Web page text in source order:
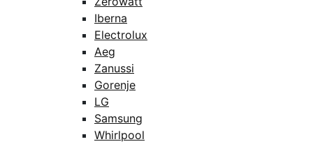
Iberna
Electrolux
Aeg
Zanussi
Gorenje
LG
Samsung
Whirlpool